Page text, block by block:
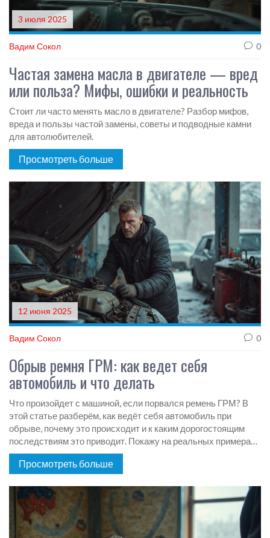
3 июля 2025
Вадим Сокол 0
Частая замена масла в двигателе — вред
или польза? Мифы, ошибки и реальность
Стоит ли часто менять масло в двигателе? Разбор мифов,
вреда и пользы частой замены, советы и подводные камни
для автолюбителей.
Просмотреть больше
12 июня 2025
Вадим Сокол 0
Обрыв ремня ГРМ: как ведет себя
автомобиль и что делать
Что произойдет с машиной, если порвался ремень ГРМ? В
этой статье разберём, как ведёт себя автомобиль при
обрыве, почему это происходит и к каким дорогостоящим
последствиям это приводит. Покажу на реальных примерах,
как вовремя распознать проблему и что успеть предпринять.
Дам простые советы, чтобы не попасть на капитальный
и кошелек.
Просмотреть больше